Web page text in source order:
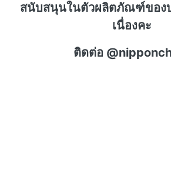
สนับสนุนในตัวผลิตภัณฑ์ของ
เนื่องคะ
ติดต่อ